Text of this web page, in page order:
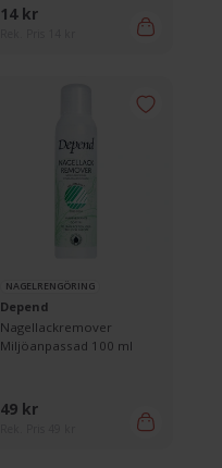
14 kr
NAGELRENGÖRING
Depend
Nagellackremover
Miljöanpassad 100 ml
49 kr